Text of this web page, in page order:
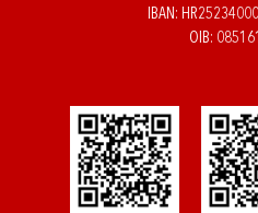
IBAN:
OIB: